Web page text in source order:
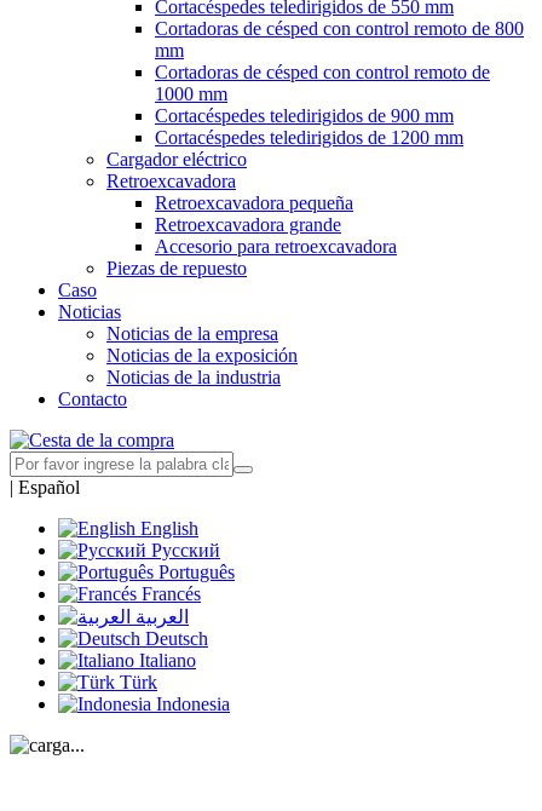
Cortacéspedes teledirigidos de 550 mm
Cortadoras de césped con control remoto de 800
mm
Cortadoras de césped con control remoto de
1000 mm
Cortacéspedes teledirigidos de 900 mm
Cortacéspedes teledirigidos de 1200 mm
Cargador eléctrico
Retroexcavadora
Retroexcavadora pequeña
Retroexcavadora grande
Accesorio para retroexcavadora
Piezas de repuesto
Caso
Noticias
Noticias de la empresa
Noticias de la exposición
Noticias de la industria
Contacto
| Español
English
Русский
Português
Francés
العربية
Deutsch
Italiano
Türk
Indonesia